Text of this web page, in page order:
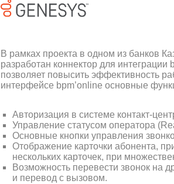
В рамках проекта в одном из банков
разработан коннектор для
позволяет повысить эффективность
интерфейсе bpm’online основные
Авторизация в системе контакт-
Управление статусом оператора
Основные кнопки управления
Отображение карточки абонента,
нескольких карточек, при
Возможность перевести звонок на
и перевод с вызовом.